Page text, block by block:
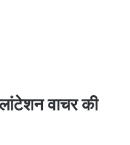
वाचर की